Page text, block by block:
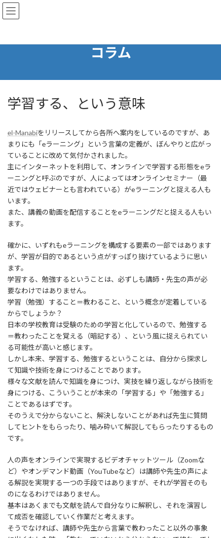
コ
ン
ツ
ナ
ビ
シ
コラム
学習する、という意味
el-Manabiをリリースしてから各所へ案内をしているのですが、あ
まりにも「eラーニング」という言葉の定義が、ぼんやりと広がっ
ていることに改めて気付かされました。
主にインターネットを利用して、オンラインで学習する形態をeラ
ーニングと呼ぶのですが、人によってはオンラインセミナー（最
近ではウェビナーとも言われている）がeラーニングと捉える人も
います。
また、講義の動画を配信することをeラーニングだと捉える人もい
ます。
確かに、いずれもeラーニングを構成する要素の一部ではあります
が、学習が目的であるという点がすっぽり抜けているように思い
ます。
学習する、勉強するということは、必ずしも講師・先生の声が必
要なわけではありません。
学習（勉強）すること＝教わること、という概念が定着している
からでしょうか？
日本の学校教育は受験のための学習と化しているので、勉強する
＝教わったことを覚える（暗記する）、という風に捉えられてい
る可能性が高いと感じます。
しかし本来、学習する、勉強するということは、自分から探求し
て知識や技術を身につけることであります。
様々な文献を読んで知識を身につけ、実技を繰り返しながら技術を
身につける、こういうことが本来の「学習する」や「勉強する」
ことであるはずです。
そのうえで分からないこと、解決しないことがあれば先生に質問
してヒントをもらったり、噛み砕いて解説してもらったりするもの
です。
人の声をオンラインで実現するビデオチャットツール（Zoomな
ど）やオンデマンド動画（YouTubeなど）は講師や先生の声によ
る解説を実現する一つの手段ではありますが、それが学習そのも
のになるわけではありません。
基本はあくまでも文献を読んで自分なりに解釈し、それを演習し
て成否を確認していく作業だと考えます。
そうでなければ、講師や先生から言葉で教わったこと以外の事象